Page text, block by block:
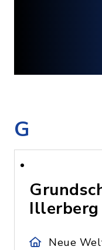
G
Illerberg
Neue